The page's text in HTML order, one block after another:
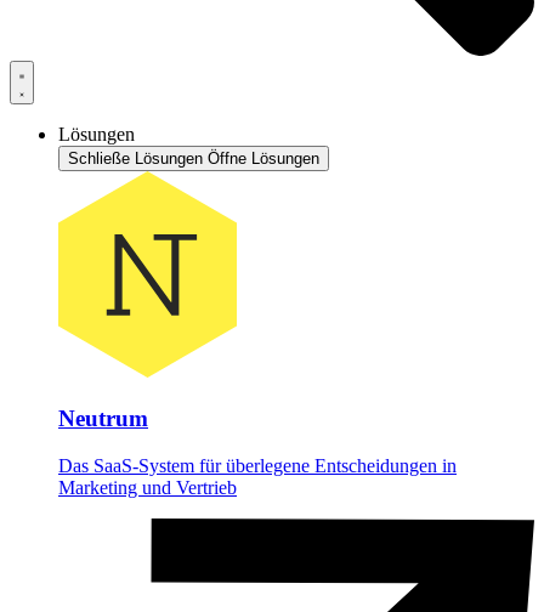
Lösungen
Schließe Lösungen Öffne Lösungen
Neutrum
Das SaaS-System für überlegene Entscheidungen in
Marketing und Vertrieb